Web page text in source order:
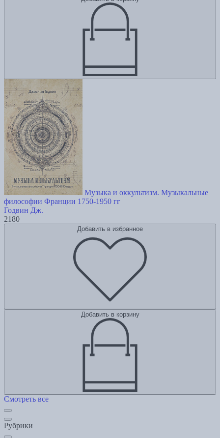
Музыка и оккультизм. Музыкальные
философии Франции 1750-1950 гг
Годвин Дж.
2180
Добавить в избранное
Добавить в корзину
Смотреть все
Рубрики